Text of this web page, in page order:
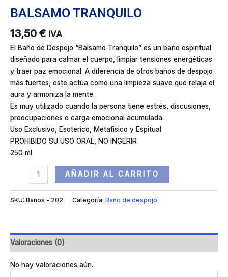
BALSAMO TRANQUILO
13,50 € IVA
El Baño de Despojo “Bálsamo Tranquilo” es un baño espiritual
diseñado para calmar el cuerpo, limpiar tensiones energéticas
y traer paz emocional. A diferencia de otros baños de despojo
más fuertes, este actúa como una limpieza suave que relaja el
aura y armoniza la mente.
Es muy utilizado cuando la persona tiene estrés, discusiones,
preocupaciones o carga emocional acumulada.
Uso Exclusivo, Esoterico, Metafisico y Espitual.
PROHIBIDO SU USO ORAL, NO INGERIR
250 ml
AÑADIR AL CARRITO
SKU: Baños - 202 Categoría: Baño de despojo
Valoraciones (0)
No hay valoraciones aún.